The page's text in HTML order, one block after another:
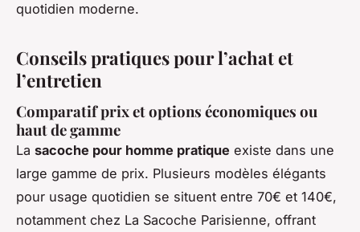
quotidien moderne.
Conseils pratiques pour l’achat et
l’entretien
Comparatif prix et options économiques ou
haut de gamme
La sacoche pour homme pratique existe dans une
large gamme de prix. Plusieurs modèles élégants
pour usage quotidien se situent entre 70€ et 140€,
notamment chez La Sacoche Parisienne, offrant